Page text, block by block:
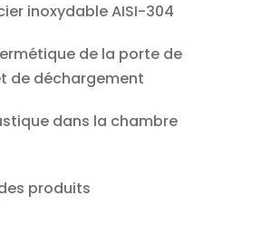
inoxydable AISI-304
de la porte de
de déchargement
dans la chambre
produits